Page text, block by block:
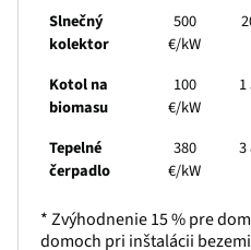
Slnečný
kolektor
500
€/kW
Kotol na
biomasu
100
€/kW
Tepelné
čerpadlo
380
€/kW
3
* Zvýhodnenie 15 % pre
domoch pri inštalácii